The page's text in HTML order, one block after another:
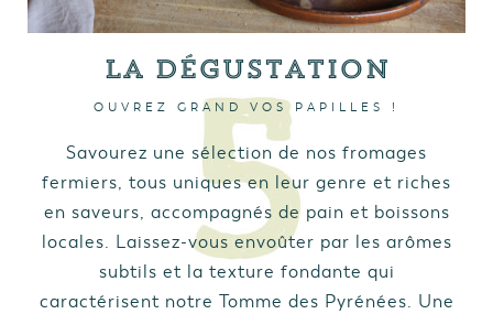
La Dégustation
OUVREZ GRAND VOS PAPILLES !
Savourez une sélection de nos fromages
fermiers, tous uniques en leur genre et riches
en saveurs, accompagnés de pain et boissons
locales. Laissez-vous envoûter par les arômes
subtils et la texture fondante qui
caractérisent notre Tomme des Pyrénées. Une